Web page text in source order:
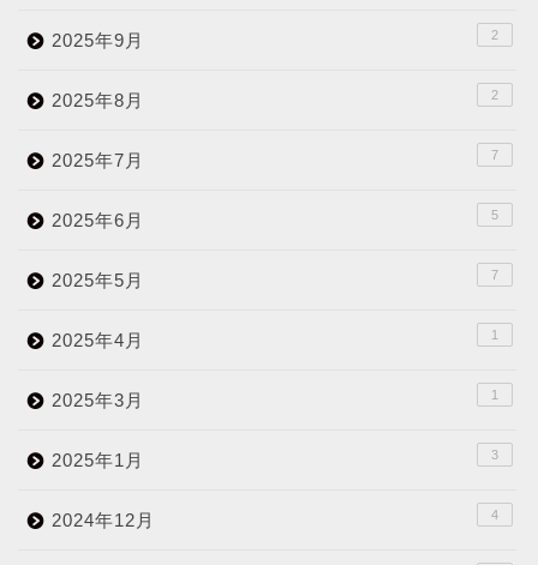
2025年9月 2
2025年8月 2
2025年7月 7
2025年6月 5
2025年5月 7
2025年4月 1
2025年3月 1
2025年1月 3
2024年12月 4